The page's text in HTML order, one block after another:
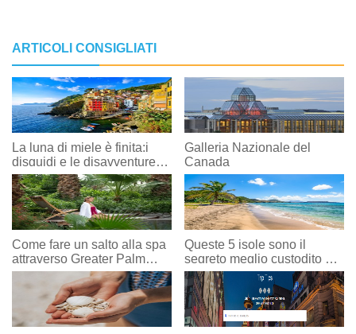
ARTICOLI CONSIGLIATI
La luna di miele è finita:i
disguidi e le disavventure
del nostro viaggio post-
matrimonio
Galleria Nazionale del
Canada
Come fare un salto alla spa
attraverso Greater Palm
Springs
Queste 5 isole sono il
segreto meglio custodito dei
Caraibi